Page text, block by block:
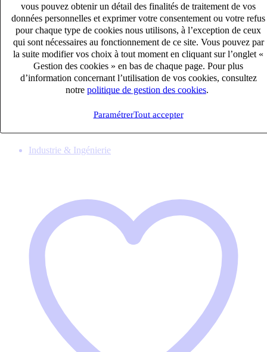
vous pouvez obtenir un détail des finalités de traitement de vos
données personnelles et exprimer votre consentement ou votre refus
pour chaque type de cookies nous utilisons, à l’exception de ceux
qui sont nécessaires au fonctionnement de ce site. Vous pouvez par
la suite modifier vos choix à tout moment en cliquant sur l’onglet «
Gestion des cookies » en bas de chaque page. Pour plus
d’information concernant l’utilisation de vos cookies, consultez
notre politique de gestion des cookies
ParamétrerTout accepter
Mécanicien mouliste journée (H/F)
CDI
IZERNORE, Ain (01580)
Industrie & Ingénierie